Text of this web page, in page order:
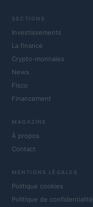
SECTIONS
Investissements
La finance
Crypto-monnaies
News
Fisco
Financement
MAGAZINE
À propos
Contact
MENTIONS LÉGALES
Politique cookies
Politique de confidentialité